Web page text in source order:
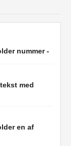
nummer -
med
en af